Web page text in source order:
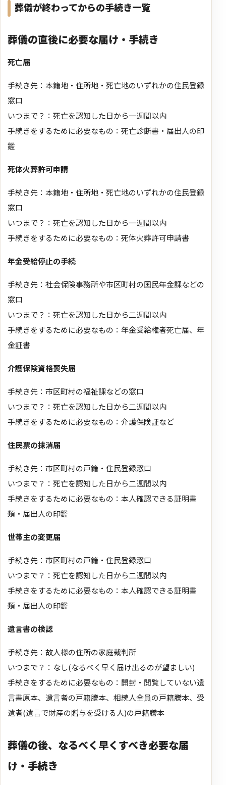
葬儀が終わってからの手続き一覧
葬儀の直後に必要な届け・手続き
死亡届
手続き先：本籍地・住所地・死亡地のいずれかの住民登録
窓口
いつまで？：死亡を認知した日から一週間以内
手続きをするために必要なもの：死亡診断書・届出人の印
鑑
死体火葬許可申請
手続き先：本籍地・住所地・死亡地のいずれかの住民登録
窓口
いつまで？：死亡を認知した日から一週間以内
手続きをするために必要なもの：死体火葬許可申請書
年金受給停止の手続
手続き先：社会保険事務所や市区町村の国民年金課などの
窓口
いつまで？：死亡を認知した日から二週間以内
手続きをするために必要なもの：年金受給権者死亡届、年
金証書
介護保険資格喪失届
手続き先：市区町村の福祉課などの窓口
いつまで？：死亡を認知した日から二週間以内
手続きをするために必要なもの：介護保険証など
住民票の抹消届
手続き先：市区町村の戸籍・住民登録窓口
いつまで？：死亡を認知した日から二週間以内
手続きをするために必要なもの：本人確認できる証明書
類・届出人の印鑑
世帯主の変更届
手続き先：市区町村の戸籍・住民登録窓口
いつまで？：死亡を認知した日から二週間以内
手続きをするために必要なもの：本人確認できる証明書
類・届出人の印鑑
遺言書の検認
手続き先：故人様の住所の家庭裁判所
いつまで？：なし(なるべく早く届け出るのが望ましい)
手続きをするために必要なもの：開封・閲覧していない遺
言書原本、遺言者の戸籍謄本、相続人全員の戸籍謄本、受
遺者(遺言で財産の贈与を受ける人)の戸籍謄本
葬儀の後、なるべく早くすべき必要な届
け・手続き